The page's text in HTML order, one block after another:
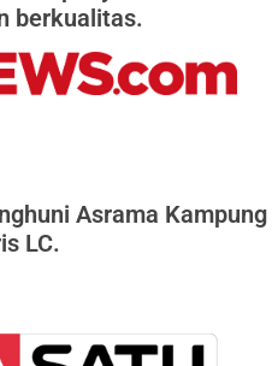
berkualitas.
Asrama Kampung
LC.